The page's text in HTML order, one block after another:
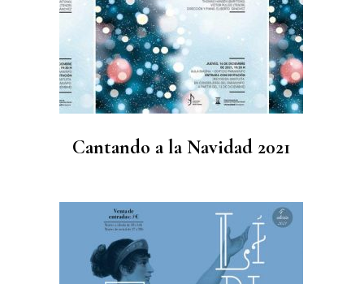
Cantando a la Navidad 2021